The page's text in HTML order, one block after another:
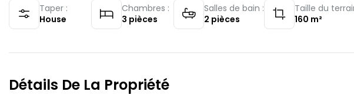
Taper :
House
Chambres :
3 pièces
Salles de bain :
2 pièces
Taille du
160 m²
Détails De La Propriété